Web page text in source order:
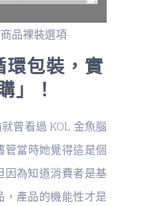
品裸裝選項
環包裝，實
」！
曾看過 KOL 金魚腦
管當時她覺得這是個
因為知道消費者是基
產品的機能性才是